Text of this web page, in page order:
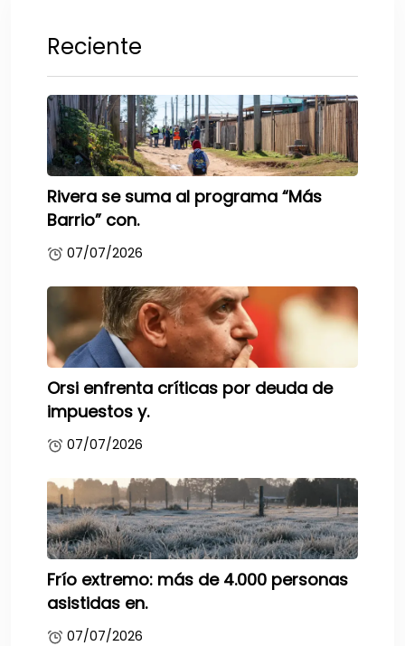
Reciente
Rivera se suma al programa “Más
Barrio” con.
07/07/2026
Orsi enfrenta críticas por deuda de
impuestos y.
07/07/2026
Frío extremo: más de 4.000 personas
asistidas en.
07/07/2026